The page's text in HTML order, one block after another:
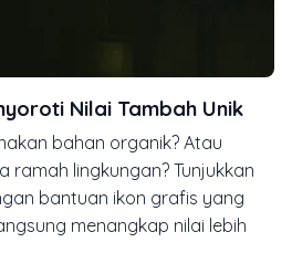
Nilai Tambah Unik
bahan organik? Atau
ramah lingkungan? Tunjukkan
bantuan ikon grafis yang
menangkap nilai lebih